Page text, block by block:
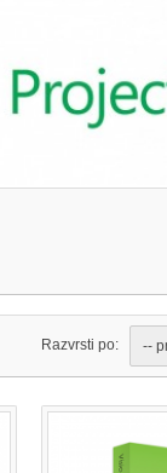
Razvrsti po: --